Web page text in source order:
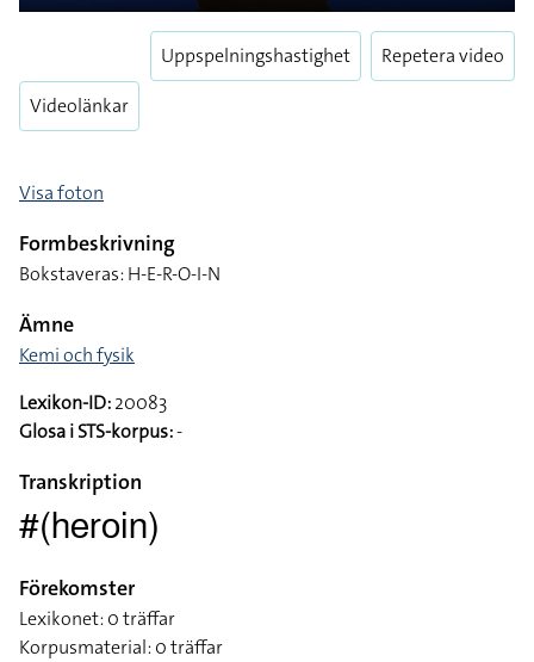
Play
Enter
Videolänkar
Uppspelningshastighet Repetera video
Visa foton
Formbeskrivning
Bokstaveras: H-E-R-O-I-N
Ämne
Kemi och fysik
Lexikon-ID:20083
Glosa i STS-korpus:-
Transkription
#(heroin)
Förekomster
Lexikonet: 0 träffar
Korpusmaterial: 0 träffar